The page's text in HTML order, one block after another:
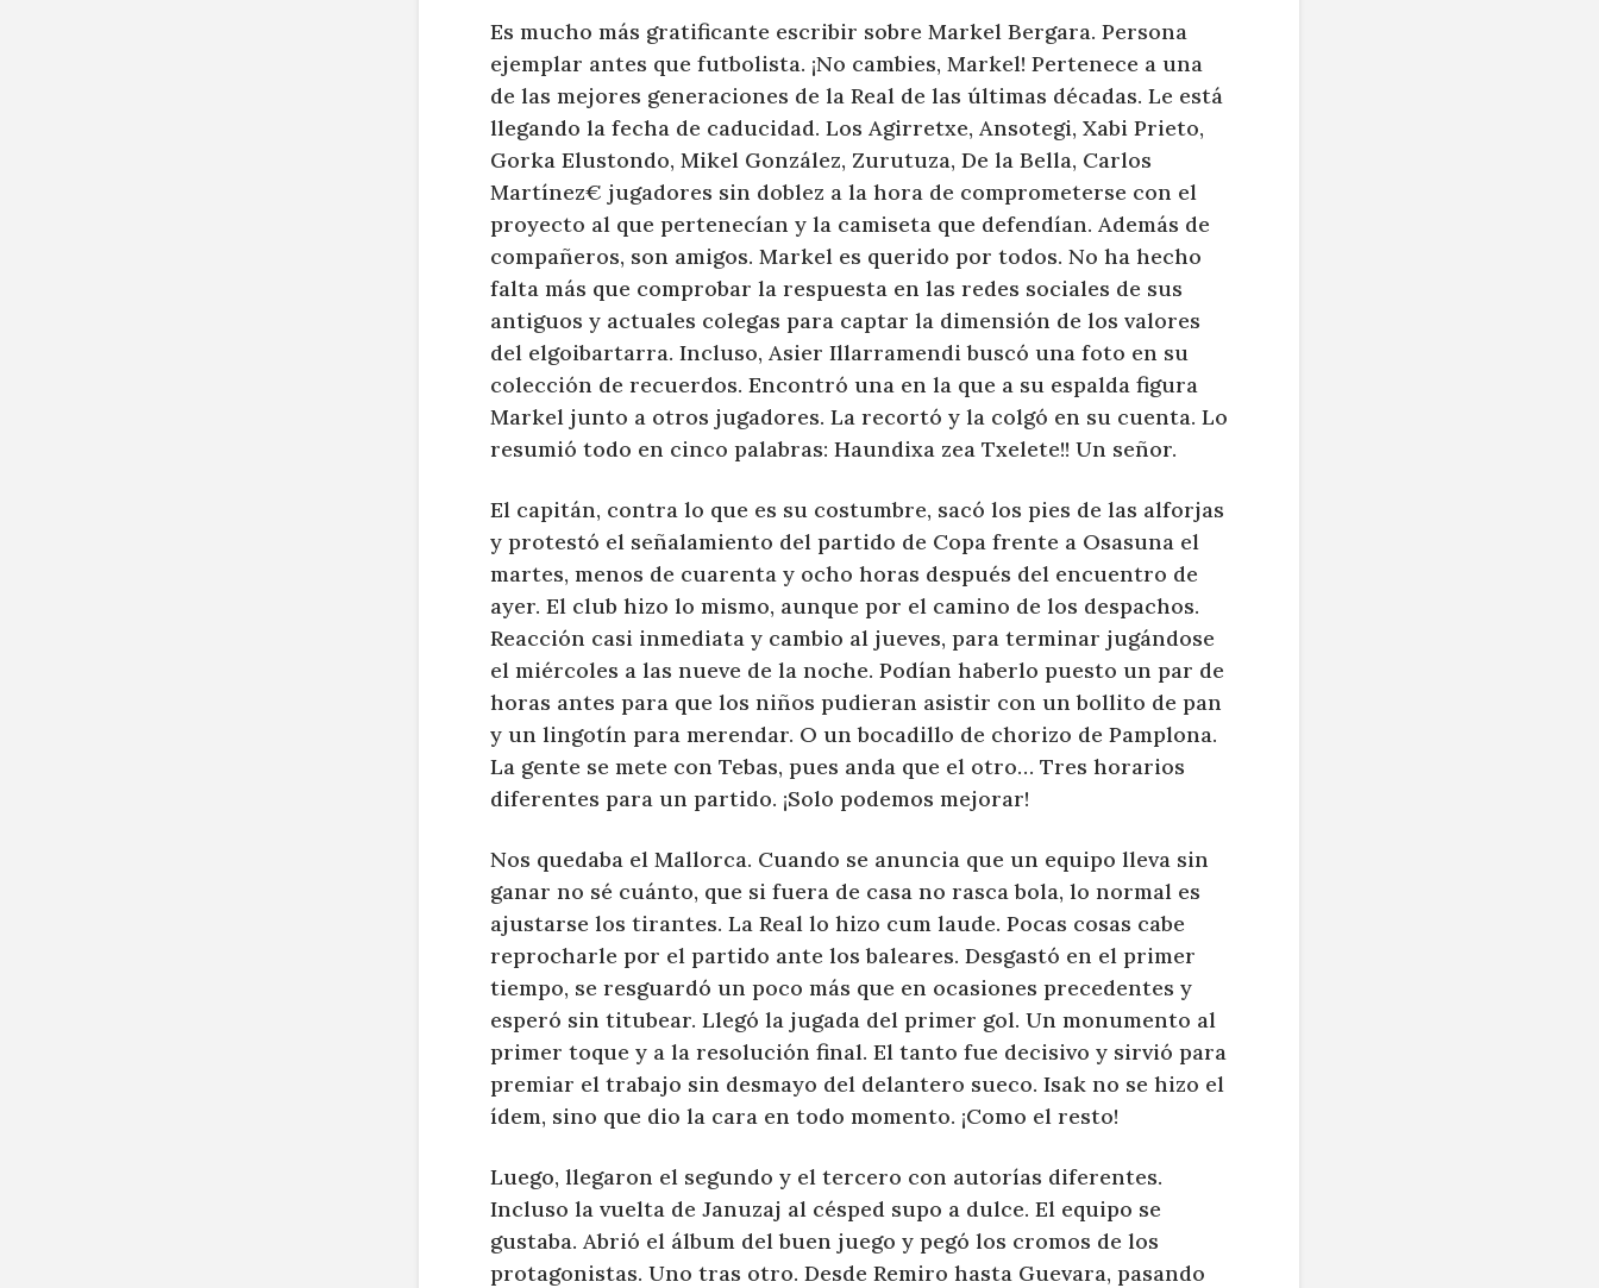
Es mucho más gratificante escribir sobre Markel Bergara. Persona
ejemplar antes que futbolista. ¡No cambies, Markel! Pertenece a una
de las mejores generaciones de la Real de las últimas décadas. Le está
llegando la fecha de caducidad. Los Agirretxe, Ansotegi, Xabi Prieto,
Gorka Elustondo, Mikel González, Zurutuza, De la Bella, Carlos
Martínez€ jugadores sin doblez a la hora de comprometerse con el
proyecto al que pertenecían y la camiseta que defendían. Además de
compañeros, son amigos. Markel es querido por todos. No ha hecho
falta más que comprobar la respuesta en las redes sociales de sus
antiguos y actuales colegas para captar la dimensión de los valores
del elgoibartarra. Incluso, Asier Illarramendi buscó una foto en su
colección de recuerdos. Encontró una en la que a su espalda figura
Markel junto a otros jugadores. La recortó y la colgó en su cuenta. Lo
resumió todo en cinco palabras: Haundixa zea Txelete!! Un señor.
El capitán, contra lo que es su costumbre, sacó los pies de las alforjas
y protestó el señalamiento del partido de Copa frente a Osasuna el
martes, menos de cuarenta y ocho horas después del encuentro de
ayer. El club hizo lo mismo, aunque por el camino de los despachos.
Reacción casi inmediata y cambio al jueves, para terminar jugándose
el miércoles a las nueve de la noche. Podían haberlo puesto un par de
horas antes para que los niños pudieran asistir con un bollito de pan
y un lingotín para merendar. O un bocadillo de chorizo de Pamplona.
La gente se mete con Tebas, pues anda que el otro… Tres horarios
diferentes para un partido. ¡Solo podemos mejorar!
Nos quedaba el Mallorca. Cuando se anuncia que un equipo lleva sin
ganar no sé cuánto, que si fuera de casa no rasca bola, lo normal es
ajustarse los tirantes. La Real lo hizo cum laude. Pocas cosas cabe
reprocharle por el partido ante los baleares. Desgastó en el primer
tiempo, se resguardó un poco más que en ocasiones precedentes y
esperó sin titubear. Llegó la jugada del primer gol. Un monumento al
primer toque y a la resolución final. El tanto fue decisivo y sirvió para
premiar el trabajo sin desmayo del delantero sueco. Isak no se hizo el
ídem, sino que dio la cara en todo momento. ¡Como el resto!
Luego, llegaron el segundo y el tercero con autorías diferentes.
Incluso la vuelta de Januzaj al césped supo a dulce. El equipo se
gustaba. Abrió el álbum del buen juego y pegó los cromos de los
protagonistas. Uno tras otro. Desde Remiro hasta Guevara, pasando